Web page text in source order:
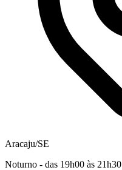
Aracaju/SE
Noturno - das 19h00 às 21h30